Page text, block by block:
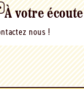
À votre écoute
nous !